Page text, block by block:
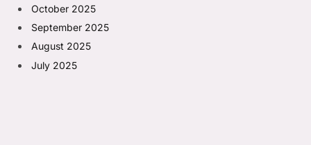
October 2025
September 2025
August 2025
July 2025